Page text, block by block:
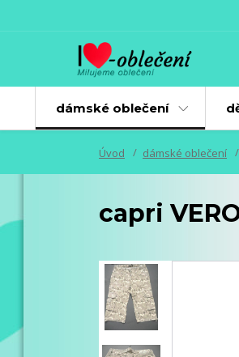
dámské oblečení
Úvod dámské oblečení
capri